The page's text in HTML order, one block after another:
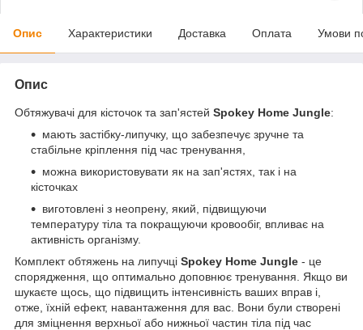
Опис Характеристики Доставка Оплата Умови
Опис
Обтяжувачі для кісточок та зап'ястей Spokey Home Jungle:
мають застібку-липучку, що забезпечує зручне та
стабільне кріплення під час тренування,
можна використовувати як на зап'ястях, так і на
кісточках
виготовлені з неопрену, який, підвищуючи
температуру тіла та покращуючи кровообіг, впливає на
активність організму.
Комплект обтяжень на липучці Spokey Home Jungle - це
спорядження, що оптимально доповнює тренування. Якщо ви
шукаєте щось, що підвищить інтенсивність ваших вправ і,
отже, їхній ефект, навантаження для вас. Вони були створені
для зміцнення верхньої або нижньої частин тіла під час